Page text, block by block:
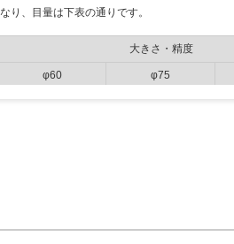
り、目量は下表の通りです。
大きさ・精度
φ60 φ75
0.01 0.01